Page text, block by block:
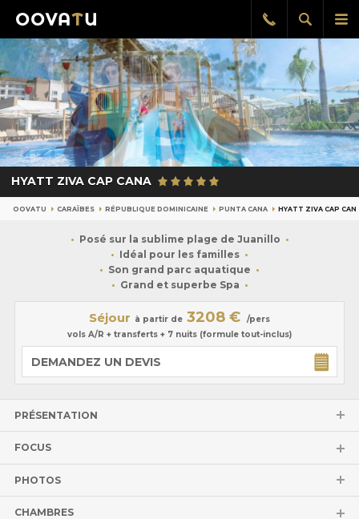
le
Afficher
la
Rappel
gratuit
HYATT ZIVA CAP CANA
OOVATU CARAÏBES RÉPUBLIQUE DOMINICAINE PUNTA CANA HYATT ZIVA CAP
Posé sur la sublime plage de Juanillo
Idéal pour les familles
Son grand parc aquatique
Grand et superbe Spa
Séjour à partir de 3208 €
/pers
vols A/R + transferts + 7 nuits (formule tout-inclus)
DEMANDEZ UN DEVIS
PRÉSENTATION
FOCUS
PHOTOS
CHAMBRES